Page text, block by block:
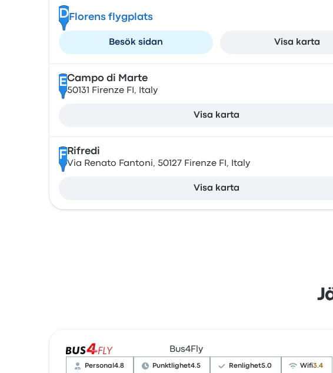
DFlorens flygplats
Besök sidan Visa karta
ECampo di Marte
50131 Firenze FI, Italy
Visa karta
F Rifredi
Via Renato Fantoni, 50127 Firenze FI, Italy
Visa karta
Bus4Fly
Personal 4.8 Punktlighet4.5 Renlighet5.0 Wifi3.4